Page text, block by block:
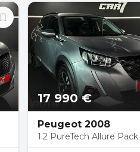
17 990 €
Peugeot 2008
1.2 PureTech Allure Pack